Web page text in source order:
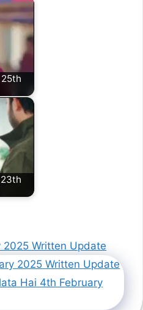
Written Update
2025 Written Update
Hai 4th February